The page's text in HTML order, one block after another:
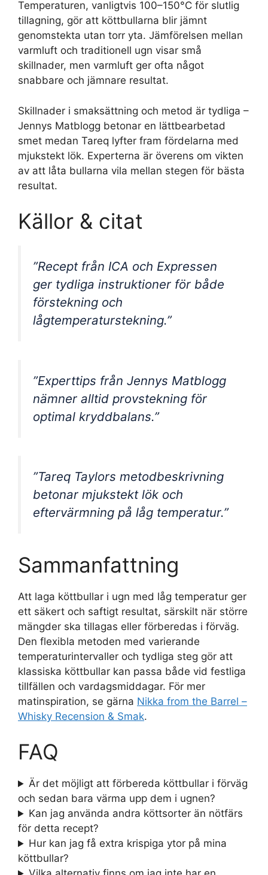
Temperaturen, vanligtvis 100–150°C för slutlig
tillagning, gör att köttbullarna blir jämnt
genomstekta utan torr yta. Jämförelsen mellan
varmluft och traditionell ugn visar små
skillnader, men varmluft ger ofta något
snabbare och jämnare resultat.
Skillnader i smaksättning och metod är tydliga –
Jennys Matblogg betonar en lättbearbetad
smet medan Tareq lyfter fram fördelarna med
mjukstekt lök. Experterna är överens om vikten
av att låta bullarna vila mellan stegen för bästa
resultat.
Källor & citat
”Recept från ICA och Expressen
ger tydliga instruktioner för både
förstekning och
lågtemperaturstekning.”
”Experttips från Jennys Matblogg
nämner alltid provstekning för
optimal kryddbalans.”
”Tareq Taylors metodbeskrivning
betonar mjukstekt lök och
eftervärmning på låg temperatur.”
Sammanfattning
Att laga köttbullar i ugn med låg temperatur ger
ett säkert och saftigt resultat, särskilt när större
mängder ska tillagas eller förberedas i förväg.
Den flexibla metoden med varierande
temperaturintervaller och tydliga steg gör att
klassiska köttbullar kan passa både vid festliga
tillfällen och vardagsmiddagar. För mer
matinspiration, se gärna Nikka from the Barrel –
Whisky Recension & Smak.
FAQ
Är det möjligt att förbereda köttbullar i förväg
och sedan bara värma upp dem i ugnen?
Kan jag använda andra köttsorter än nötfärs
för detta recept?
Hur kan jag få extra krispiga ytor på mina
köttbullar?